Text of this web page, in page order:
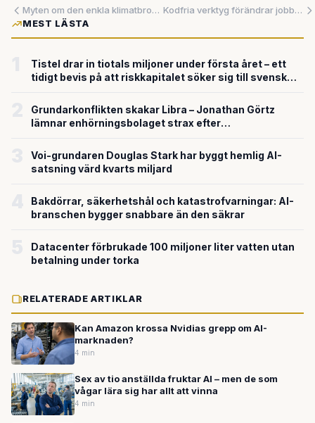
Myten om den enkla klimatbromsen: Att kyla planeten kräver teknik som knappt existerar
Kodfria verktyg förändrar jobben – ändå rustar fintech upp sina ledningsgrupper
MEST LÄSTA
Tistel drar in tiotals miljoner under första året – ett
tidigt bevis på att riskkapitalet söker sig till svensk
Grundarkonflikten skakar Libra – Jonathan Görtz
lämnar enhörningsbolaget strax efter
Voi-grundaren Douglas Stark har byggt hemlig AI-
satsning värd kvarts miljard
Bakdörrar, säkerhetshål och katastrofvarningar: AI-
branschen bygger snabbare än den säkrar
Datacenter förbrukade 100 miljoner liter vatten utan
betalning under torka
RELATERADE ARTIKLAR
Kan Amazon krossa Nvidias grepp om AI-
marknaden?
4 min
Sex av tio anställda fruktar AI – men de som
vågar lära sig har allt att vinna
4 min